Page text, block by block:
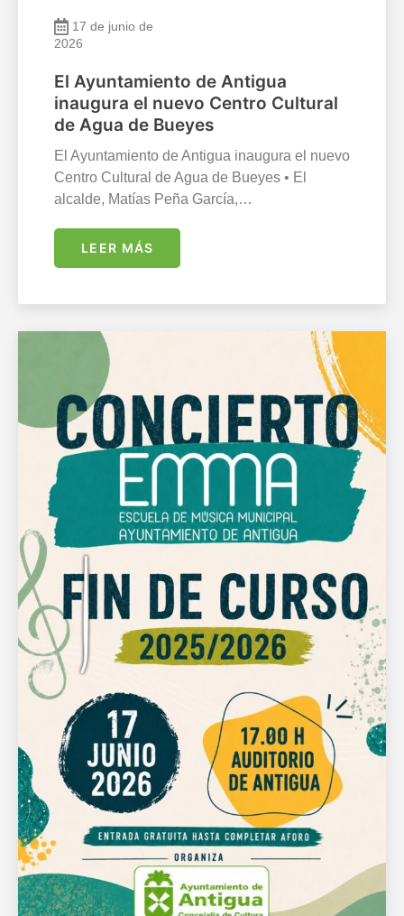
17 de junio de
2026
El Ayuntamiento de Antigua
inaugura el nuevo Centro Cultural
de Agua de Bueyes
El Ayuntamiento de Antigua inaugura el nuevo
Centro Cultural de Agua de Bueyes • El
alcalde, Matías Peña García,…
LEER MÁS